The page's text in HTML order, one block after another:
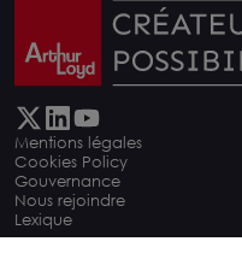
Mentions légales
Cookies Policy
Gouvernance
Nous rejoindre
Lexique